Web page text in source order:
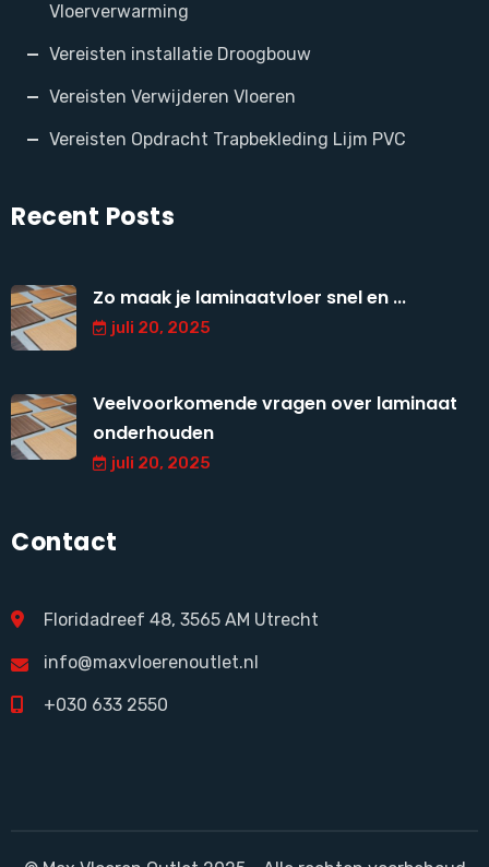
Vloerverwarming
Vereisten installatie Droogbouw
Vereisten Verwijderen Vloeren
Vereisten Opdracht Trapbekleding Lijm PVC
Recent Posts
Zo maak je laminaatvloer snel en ...
juli 20, 2025
Veelvoorkomende vragen over laminaat
onderhouden
juli 20, 2025
Contact
Floridadreef 48, 3565 AM Utrecht
info@maxvloerenoutlet.nl
+030 633 2550